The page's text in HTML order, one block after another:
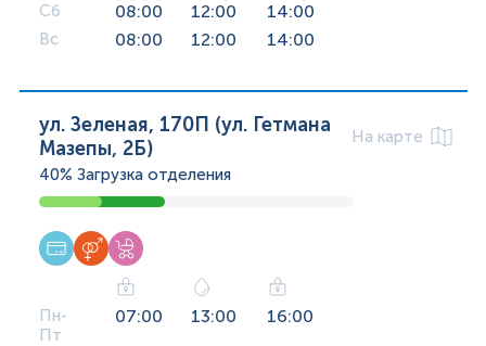
Сб 08:00 12:00 14:00
Вс 08:00 12:00 14:00
ул. Зеленая, 170П (ул. Гетмана
Мазепы, 2Б)
На карте
40% Загрузка отделения
Пн-
Пт
07:00 13:00 16:00